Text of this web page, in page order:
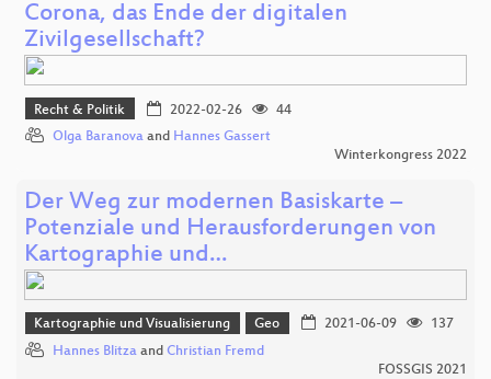
Corona, das Ende der digitalen
Zivilgesellschaft?
Recht & Politik 2022-02-26
44
Olga Baranova and Hannes Gassert
Winterkongress 2022
Der Weg zur modernen Basiskarte –
Potenziale und Herausforderungen von
Kartographie und…
Kartographie und Visualisierung Geo 2021-06-09
137
Hannes Blitza and Christian Fremd
FOSSGIS 2021